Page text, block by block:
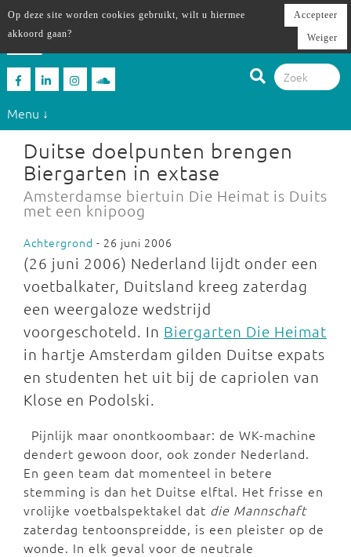
Menu ↓
Duitse doelpunten brengen
Biergarten in extase
Amsterdamse biertuin Die Heimat is Duits
met een knipoog
Achtergrond - 26 juni 2006
(26 juni 2006) Nederland lijdt onder een
voetbalkater, Duitsland kreeg zaterdag
een weergaloze wedstrijd
voorgeschoteld. In Biergarten Die Heimat
in hartje Amsterdam gilden Duitse expats
en studenten het uit bij de capriolen van
Klose en Podolski.
Pijnlijk maar onontkoombaar: de WK-machine
dendert gewoon door, ook zonder Nederland.
En geen team dat momenteel in betere
stemming is dan het Duitse elftal. Het frisse en
vrolijke voetbalspektakel dat die Mannschaft
zaterdag tentoonspreidde, is een pleister op de
wonde. In elk geval voor de neutrale
Op deze site worden cookies gebruikt, wilt u hiermee
akkoord gaan?
Accepteer
Weiger